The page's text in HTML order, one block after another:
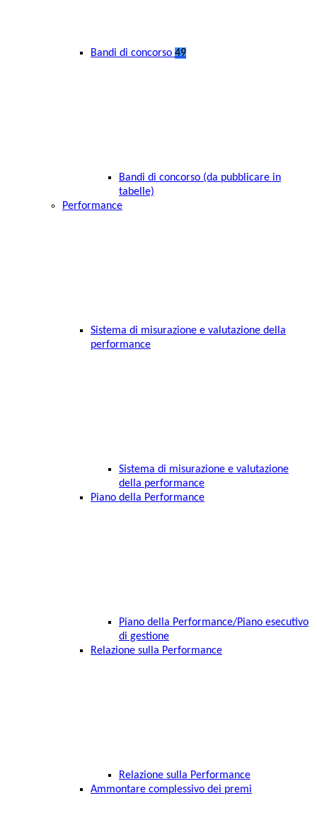
Bandi di concorso 49
Bandi di concorso (da pubblicare in
tabelle)
Performance
Sistema di misurazione e valutazione della
performance
Sistema di misurazione e valutazione
della performance
Piano della Performance
Piano della Performance/Piano esecutivo
di gestione
Relazione sulla Performance
Relazione sulla Performance
Ammontare complessivo dei premi